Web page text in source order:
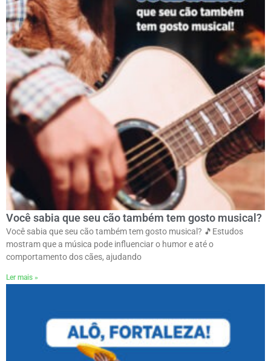
Você sabia que seu cão também tem gosto musical?
Você sabia que seu cão também tem gosto musical? 🎵ㅤEstudos
mostram que a música pode influenciar o humor e até o
comportamento dos cães, ajudando
Ler mais »